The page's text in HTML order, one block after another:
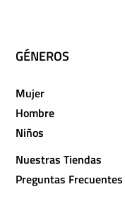
GÉNEROS
Mujer
Hombre
Niños
Nuestras Tiendas
Preguntas Frecuentes